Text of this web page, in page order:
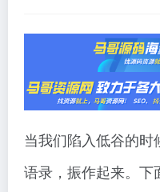
当我们陷入低谷的
语录，振作起来。下